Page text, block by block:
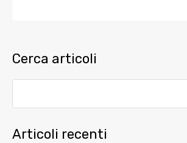
Cerca articoli
Articoli recenti